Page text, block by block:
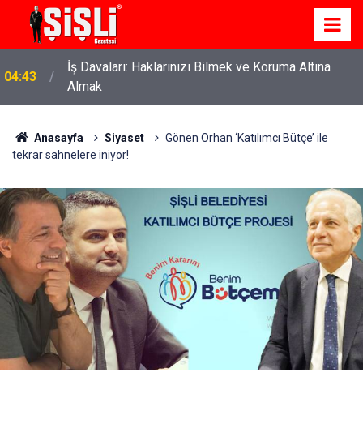
04:43
İş Davaları: Haklarınızı Bilmek ve Koruma Altına
Almak
Anasayfa Siyaset
Gönen Orhan ‘Katılımcı Bütçe’ ile
tekrar sahnelere iniyor!